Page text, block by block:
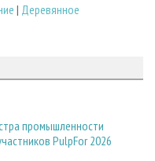
| Деревянное
промышленности
PulpFor 2026